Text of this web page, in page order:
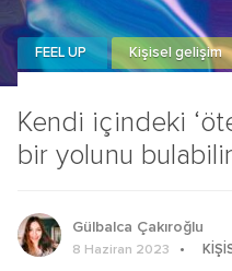
Kendi içindeki
bir yolunu
FEEL UP Kişisel gelişim
Gülbalca Çakıroğlu
8 Haziran 2023